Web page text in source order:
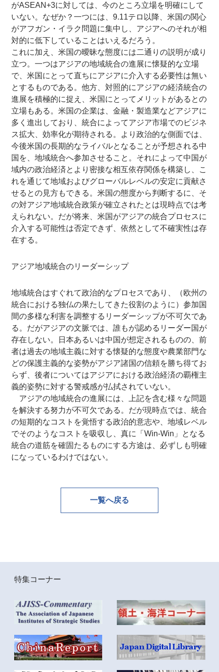
がASEAN+3に対しては、今のところ立場を明確にして
いない。なぜか？一つには、9.11テロ以降、米国の関心
がアフガン・イラク問題に集中し、アジアへのそれが相
対的に低下していることはいえるだろう。
これに加え、米国の曖昧な態度には二通りの説明が成り
立つ。一つはアジアの地域統合の進展に懐疑的な立場
で、米国にとって直ちにアジアに介入する必要性は無い
とするものである。他方、対照的にアジアの経済統合の
進展を積極的に捉え、米国にとってメリットがあるとの
立場もある。米国の企業は、金融・製造業などアジアに
多く進出しており、統合によってアジア市場でのビジネ
ス拡大、効率化が期待される。より政治的な側面では、
今後米国の長期的なライバルとなることが予想される中
国を、地域統合へ参加させること。それによって中国が
域内の政治経済とより密接な相互依存関係を構築し、こ
れを通じて地域およびグローバルレベルの安定に貢献さ
せるとの見方もできる。米国の態度から判断するに、そ
の対アジア地域統合政策が確立されたとは現時点では考
えられない。だが将来、米国がアジアの統合プロセスに
介入する可能性は否定できず、依然として不確実性は存
在する。
アジア地域統合のリーダーシップ
地域統合はすぐれて政治的なプロセスであり、（欧州の
統合における独仏の果たしてきた役割のように）参加国
間の多様な利害を調整するリーダーシップが不可欠であ
る。だがアジアの文脈では、誰もが認めるリーダー国が
存在しない。日本あるいは中国が想定されるものの、前
者は過去の地域主義に対する懐疑的な態度や農業部門な
どの保護主義的な姿勢がアジア諸国の信頼を勝ち得てお
らず、後者についてはアジアにおける政治経済の覇権主
義的姿勢に対する警戒感が払拭されていない。
アジアの地域統合の進展には、上記を含む様々な問題
を解決する努力が不可欠である。だが現時点では、統合
の短期的なコストを覚悟する政治的意志や、地域レベル
でそのようなコストを吸収し、真に「Win-Win」となる
統合の道筋を確固たるものにする方途は、必ずしも明確
になっているわけではない。
一覧へ戻る
特集コーナー